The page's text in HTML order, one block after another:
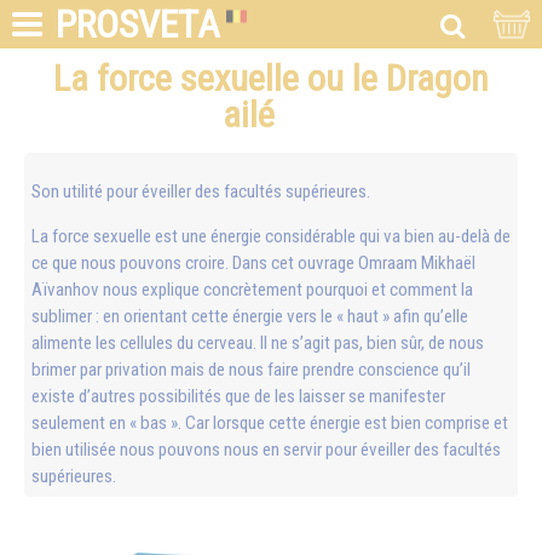
PROSVETA
La force sexuelle ou le Dragon
ailé
Son utilité pour éveiller des facultés supérieures.
La force sexuelle est une énergie considérable qui va bien au-delà de
ce que nous pouvons croire. Dans cet ouvrage Omraam Mikhaël
Aïvanhov nous explique concrètement pourquoi et comment la
sublimer : en orientant cette énergie vers le « haut » afin qu’elle
alimente les cellules du cerveau. Il ne s’agit pas, bien sûr, de nous
brimer par privation mais de nous faire prendre conscience qu’il
existe d’autres possibilités que de les laisser se manifester
seulement en « bas ». Car lorsque cette énergie est bien comprise et
bien utilisée nous pouvons nous en servir pour éveiller des facultés
supérieures.